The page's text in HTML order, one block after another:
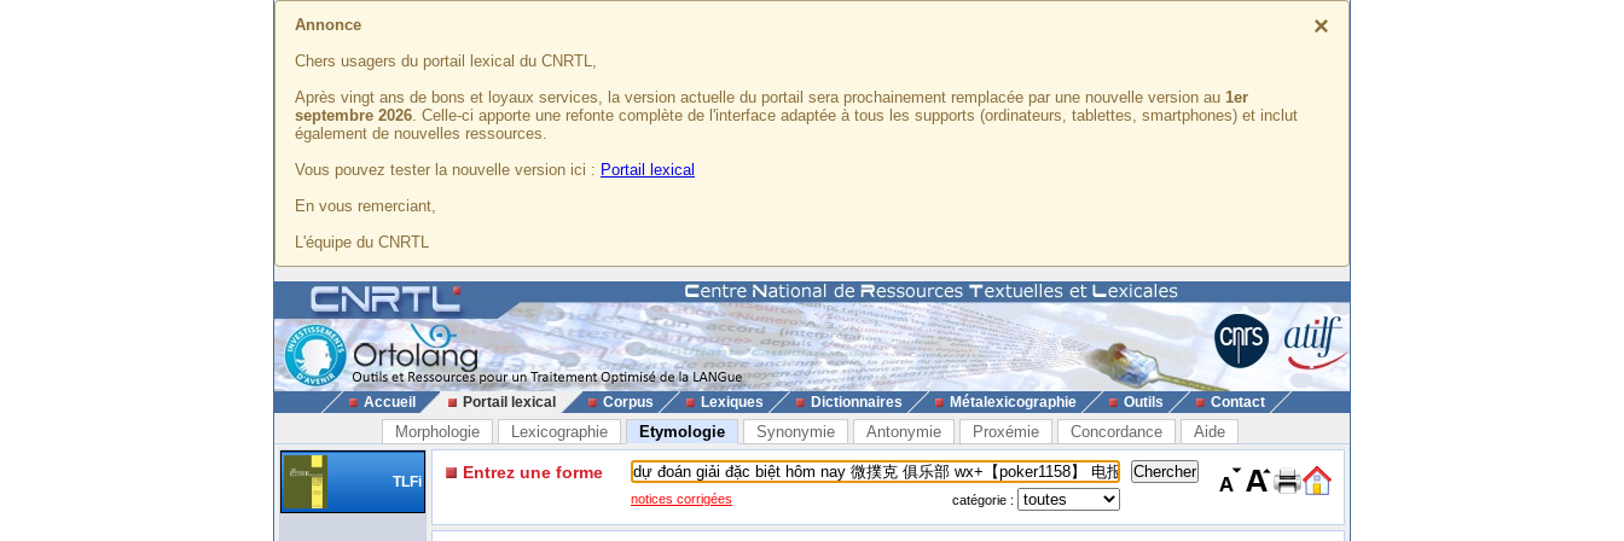
×
Annonce
Chers usagers du portail lexical du CNRTL,
Après vingt ans de bons et loyaux services, la version actuelle du portail sera prochainement remplacée par une nouvelle version au 1er
septembre 2026. Celle-ci apporte une refonte complète de l'interface adaptée à tous les supports (ordinateurs, tablettes, smartphones) et inclut
également de nouvelles ressources.
Vous pouvez tester la nouvelle version ici : Portail lexical
En vous remerciant,
L'équipe du CNRTL
Accueil Portail lexical Corpus Lexiques Dictionnaires Métalexicographie Outils Contact
Morphologie Lexicographie Etymologie Synonymie Antonymie Proxémie Concordance Aide
TLFi Entrez une forme
notices corrigées catégorie :